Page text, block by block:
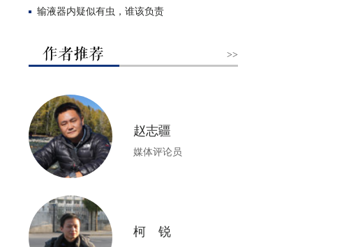
输液器内疑似有虫，谁该负责
>>
赵志疆
媒体评论员
柯 锐